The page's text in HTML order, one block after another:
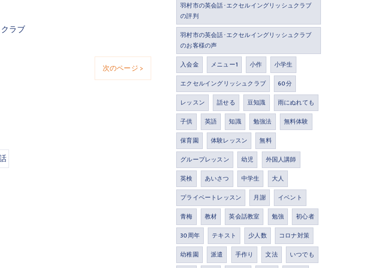
ラブ
次のページ >
羽村市の英会話･エクセルイングリッシュクラブ
の評判
羽村市の英会話･エクセルイングリッシュクラブ
のお客様の声
入会金
メニュー1 小作
小学生
エクセルイングリッシュクラブ
60分
レッスン
話せる 豆知識
雨にぬれても
子供
英語 知識 勉強法
無料体験
保育園
体験レッスン
無料
グループレッスン
幼児
外国人講師
英検
あいさつ 中学生
大人
プライベートレッスン
月謝
イベント
青梅
教材 英会話教室 勉強
初心者
30周年
テキスト 少人数
コロナ対策
幼稚園
派遣 手作り 文法
いつでも